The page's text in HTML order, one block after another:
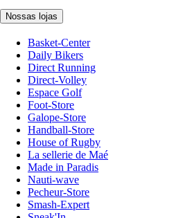
Nossas lojas
Basket-Center
Daily Bikers
Direct Running
Direct-Volley
Espace Golf
Foot-Store
Galope-Store
Handball-Store
House of Rugby
La sellerie de Maé
Made in Paradis
Nauti-wave
Pecheur-Store
Smash-Expert